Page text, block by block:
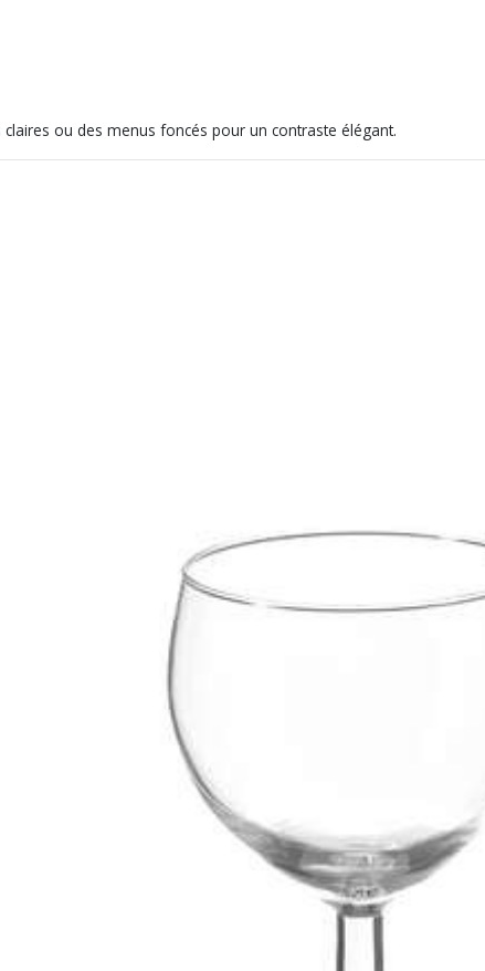
ou des menus foncés pour un contraste élégant.